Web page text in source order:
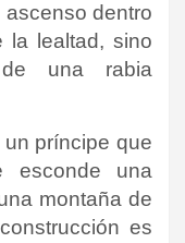
dentro
la lealtad, sino
una rabia
príncipe que
esconde una
montaña de
es